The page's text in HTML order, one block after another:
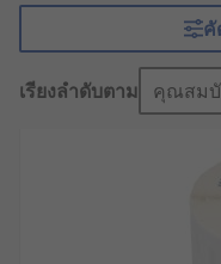
การจัดเก็บ ไปจนถึงกา
พิมพ์คมชัด ติดแน่น แล
เพียงช่วยให้การทำงา
สร้างภาพลักษณ์ความเ
RS ในฐานะผู้นำด้านโ
อิเล็กทรอนิกส์ เข้าใจถึ
คั
เรียงลำดับตาม คุณสมบั